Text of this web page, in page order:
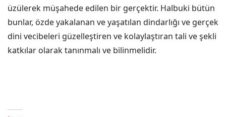
üzülerek müşahede edilen bir gerçektir. Halbuki bütün
bunlar, özde yakalanan ve yaşatılan dindarlığı ve gerçek
dini vecibeleri güzelleştiren ve kolaylaştıran tali ve şekli
katkılar olarak tanınmalı ve bilinmelidir.